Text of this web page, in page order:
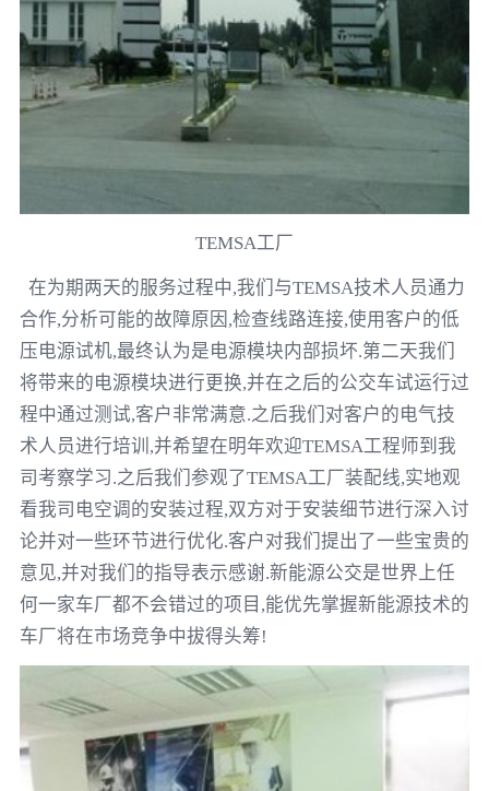
TEMSA工厂
在为期两天的服务过程中,我们与TEMSA技术人员通力
合作,分析可能的故障原因 ,检查线路连接,使用客户的低
压电源试机,最终认为是电源模块内部损坏.第二天我们
将带来的电源模块进行更换,并在之后的公交车试运行过
程中通过测试,客户非常满意.之后我们对客户的电气技
术人员进行培训 ,并希望在明年欢迎TEMSA工程师到我
司考察学习.之后我们参观了TEMSA工厂装配线,实地观
看我司电空调的安装过程,双方对于安装细节进行深入讨
论并对一些环节进行优化.客户对我们提出了一些宝贵的
意见,并对我们的指导表示感谢.新能源公交是世界上任
何一家车厂都不会错过的项目 ,能优先掌握新能源技术的
车厂将在市场竞争中拔得头筹!